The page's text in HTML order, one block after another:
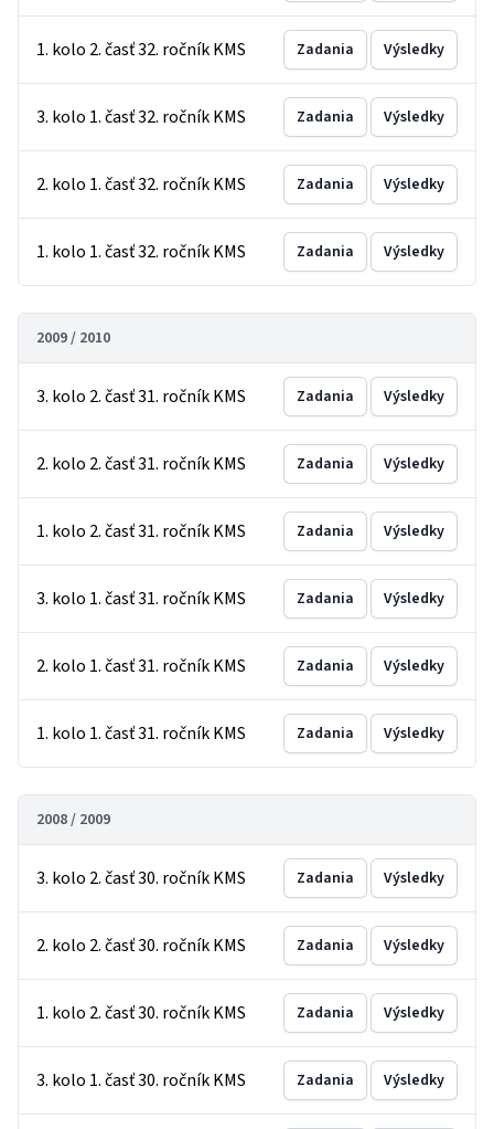
1. kolo 2. časť 32. ročník KMS Zadania Výsledky
3. kolo 1. časť 32. ročník KMS Zadania Výsledky
2. kolo 1. časť 32. ročník KMS Zadania Výsledky
1. kolo 1. časť 32. ročník KMS Zadania Výsledky
2009 / 2010
3. kolo 2. časť 31. ročník KMS Zadania Výsledky
2. kolo 2. časť 31. ročník KMS Zadania Výsledky
1. kolo 2. časť 31. ročník KMS Zadania Výsledky
3. kolo 1. časť 31. ročník KMS Zadania Výsledky
2. kolo 1. časť 31. ročník KMS Zadania Výsledky
1. kolo 1. časť 31. ročník KMS Zadania Výsledky
2008 / 2009
3. kolo 2. časť 30. ročník KMS Zadania Výsledky
2. kolo 2. časť 30. ročník KMS Zadania Výsledky
1. kolo 2. časť 30. ročník KMS Zadania Výsledky
3. kolo 1. časť 30. ročník KMS Zadania Výsledky